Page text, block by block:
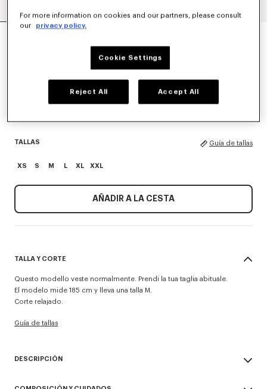
JERSEY DE ALGODÓN BORDADO 'KENZO PARIS
Caqui
Seleccionado
TALLAS Guía de tallas
XS S M L XL XXL
AÑADIR A LA CESTA
TALLA Y CORTE
Questo modello veste normalmente. Prendi la tua taglia abituale.
El modelo mide 185 cm y lleva una talla M.
Corte relajado.
Guía de tallas
DESCRIPCIÓN
For more information on cookies and our partners, please consult
our
privacy policy.
Cookie Settings
Reject All Accept All